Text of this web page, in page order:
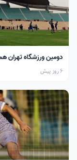
دومین ورزشگاه تهران
6 روز پیش